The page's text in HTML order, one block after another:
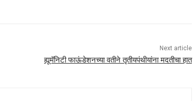
Next article
ह्यूमॅनिटी फाऊंडेशनच्या वतीने तृतीयपंथीयांना मदतीचा हात